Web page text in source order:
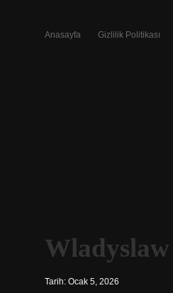
Anasayfa Gizlilik Politikası
Wladyslaw
Tarih: Ocak 5, 2026